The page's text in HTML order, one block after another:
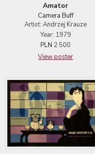
Amator
Camera Buff
Artist: Andrzej Krauze
Year: 1979
PLN 2 500
View poster